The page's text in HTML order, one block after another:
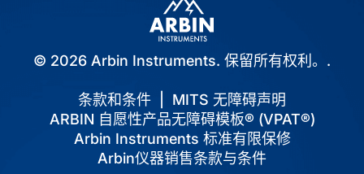
© 2026 Arbin Instruments. 保留所有权利。.
条款和条件
MITS 无障碍声明
ARBIN 自愿性产品无障碍模板® (VPAT®)
Arbin Instruments 标准有限保修
Arbin仪器销售条款与条件